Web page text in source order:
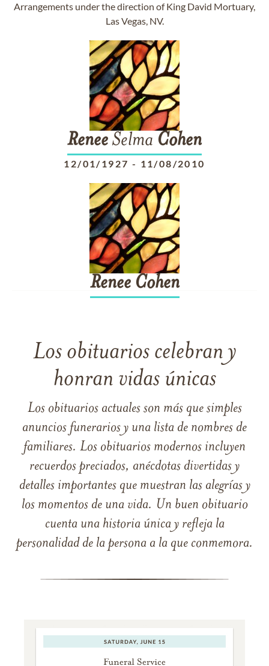
Arrangements under the direction of King David Mortuary,
Las Vegas, NV.
Renee Selma Cohen
12/01/1927 - 11/08/2010
Renee Cohen
Los obituarios celebran y
honran vidas únicas
Los obituarios actuales son más que simples
anuncios funerarios y una lista de nombres de
familiares. Los obituarios modernos incluyen
recuerdos preciados, anécdotas divertidas y
detalles importantes que muestran las alegrías y
los momentos de una vida. Un buen obituario
cuenta una historia única y refleja la
personalidad de la persona a la que conmemora.